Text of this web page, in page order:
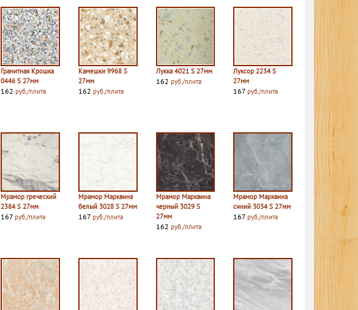
Гранитная Крошка
0446 S 27мм
162руб./плита
Камешки 9968 S
27мм
162 руб./плита
Лукка 4021 S 27мм
162 руб./плита
Луксор 2234 S
27мм
167руб./плита
Мрамор греческий
2384 S 27мм
167руб./плита
Мрамор Марквина
белый 3028 S 27мм
167 руб./плита
Мрамор Марквина
черный 3029 S
27мм
162 руб./плита
Мрамор Марквина
синий 3034 S 27мм
167руб./плита